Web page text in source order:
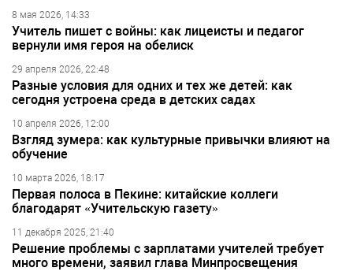
8 мая 2026, 14:33
Учитель пишет с войны: как лицеисты и педагог
вернули имя героя на обелиск
29 апреля 2026, 22:48
Разные условия для одних и тех же детей: как
сегодня устроена среда в детских садах
10 апреля 2026, 12:00
Взгляд зумера: как культурные привычки влияют на
обучение
10 марта 2026, 18:17
Первая полоса в Пекине: китайские коллеги
благодарят «Учительскую газету»
11 декабря 2025, 21:40
Решение проблемы с зарплатами учителей требует
много времени, заявил глава Минпросвещения